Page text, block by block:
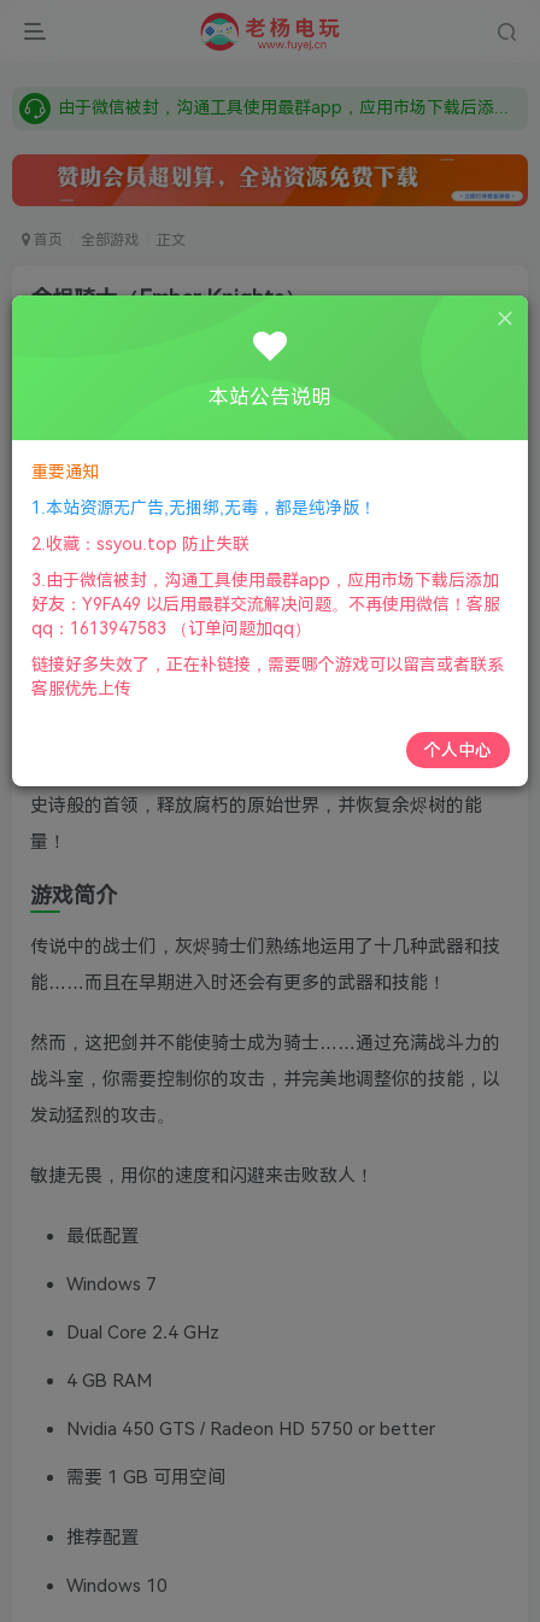
需要什么游戏请联系客服，若链接失效请联系客服，百度网盘边上的激活码也是解压密码
由于微信被封，沟通工具使用最群app，应用市场下载后添加好友：Y9FA49 以后用最群交流解决问题。不再使用微信！
首页 全部游戏 正文
余烬骑士（Ember Knights）
①下载安装教程 ②下载安装视频教程 ③ 游戏运行
版本介绍：v1.0.0|容量1GB|官方简体中文|2023年07月20号
更新
游戏介绍
余烬骑士(Ember Knights)是一款单人/多人快节奏动作冒险
游戏,游戏中玩家将扮演传奇骑士。游侠网分享余烬骑士下
载，使用强大的武器和技能来攻击和砍杀致命的部落，击败
史诗般的首领，释放腐朽的原始世界，并恢复余烬树的能
量！
游戏简介
传说中的战士们，灰烬骑士们熟练地运用了十几种武器和技
能……而且在早期进入时还会有更多的武器和技能！
然而，这把剑并不能使骑士成为骑士……通过充满战斗力的
战斗室，你需要控制你的攻击，并完美地调整你的技能，以
发动猛烈的攻击。
敏捷无畏，用你的速度和闪避来击败敌人！
最低配置
Windows 7
Dual Core 2.4 GHz
4 GB RAM
Nvidia 450 GTS / Radeon HD 5750 or better
需要 1 GB 可用空间
推荐配置
Windows 10
本站公告说明
重要通知
1.本站资源无广告,无捆绑,无毒，都是纯净版！
2.收藏：ssyou.top 防止失联
3.由于微信被封，沟通工具使用最群app，应用市场下载后添加
好友：Y9FA49 以后用最群交流解决问题。不再使用微信！客服
qq：1613947583 （订单问题加qq）
链接好多失效了，正在补链接，需要哪个游戏可以留言或者联系
客服优先上传
个人中心